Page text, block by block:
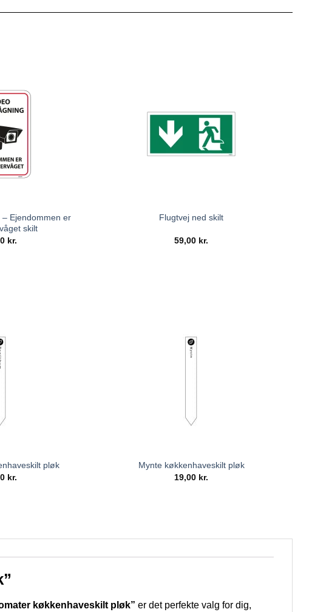
Ejendommen er
skilt
kr.
Flugtvej ned skilt
59,00 kr.
pløk
kr.
Mynte køkkenhaveskilt pløk
19,00 kr.
køkkenhaveskilt pløk” er det perfekte valg for dig,